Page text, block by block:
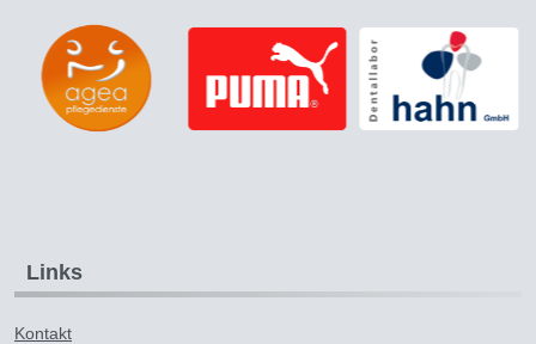
Links
Kontakt